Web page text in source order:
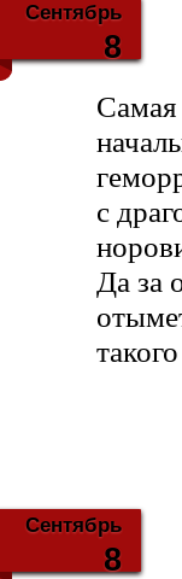
Сентябрь
8
с
Да за
Сентябрь
8